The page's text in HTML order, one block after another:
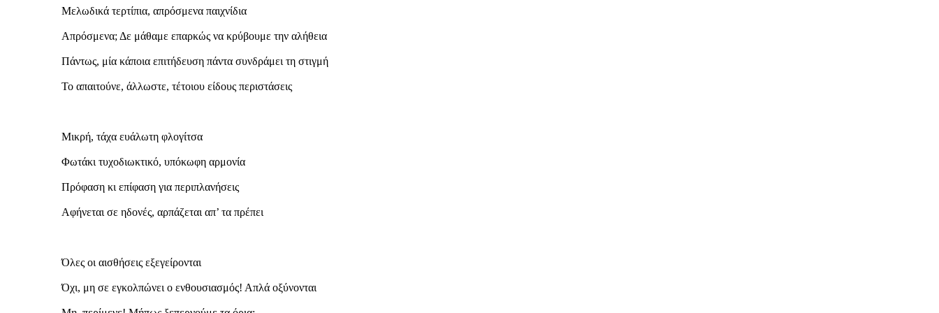
Μελωδικά τερτίπια, απρόσμενα παιχνίδια
Απρόσμενα; Δε μάθαμε επαρκώς να κρύβουμε την αλήθεια
Πάντως, μία κάποια επιτήδευση πάντα συνδράμει τη στιγμή
Το απαιτούνε, άλλωστε, τέτοιου είδους περιστάσεις
Μικρή, τάχα ευάλωτη φλογίτσα
Φωτάκι τυχοδιωκτικό, υπόκωφη αρμονία
Πρόφαση κι επίφαση για περιπλανήσεις
Αφήνεται σε ηδονές, αρπάζεται απ’ τα πρέπει
Όλες οι αισθήσεις εξεγείρονται
Όχι, μη σε εγκολπώνει ο ενθουσιασμός! Απλά οξύνονται